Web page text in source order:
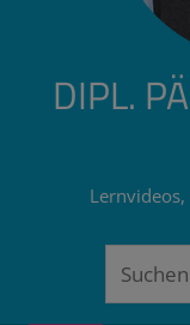
DIPL.
Suchen